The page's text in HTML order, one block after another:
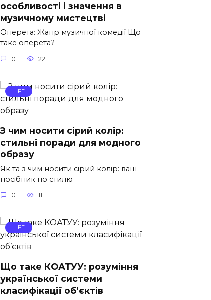
особливості і значення в
музичному мистецтві
Оперета: Жанр музичної комедії Що
таке оперета?
0 22
LIFE
З чим носити сірий колір:
стильні поради для модного
образу
Як та з чим носити сірий колір: ваш
посібник по стилю
0 11
LIFE
Що таке КОАТУУ: розуміння
української системи
класифікації об’єктів